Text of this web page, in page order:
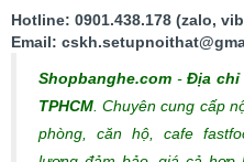
Hotline: 0901.438.178 (zalo,
Email:
Shopbanghe.com -Địa chỉ
TPHCM . Chuyên cung cấp
phòng, căn hộ, cafe